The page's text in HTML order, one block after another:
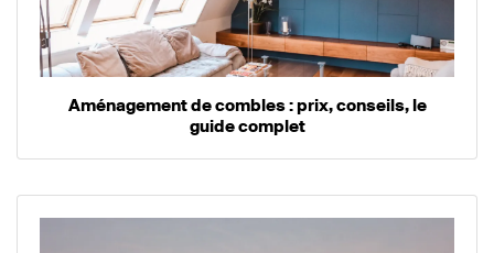
Aménagement de combles : prix, conseils, le
guide complet